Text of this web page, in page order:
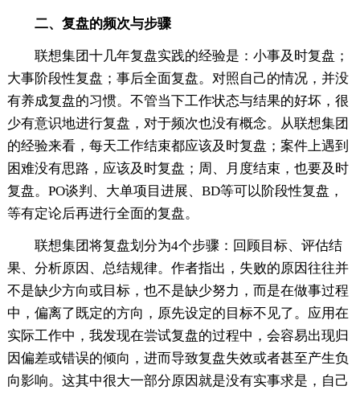
二、复盘的频次与步骤
联想集团十几年复盘实践的经验是：小事及时复盘；
大事阶段性复盘；事后全面复盘。对照自己的情况，并没
有养成复盘的习惯。不管当下工作状态与结果的好坏，很
少有意识地进行复盘，对于频次也没有概念。从联想集团
的经验来看，每天工作结束都应该及时复盘；案件上遇到
困难没有思路，应该及时复盘；周、月度结束，也要及时
复盘。PO谈判、大单项目进展、BD等可以阶段性复盘，
等有定论后再进行全面的复盘。
联想集团将复盘划分为4个步骤：回顾目标、评估结
果、分析原因、总结规律。作者指出，失败的原因往往并
不是缺少方向或目标，也不是缺少努力，而是在做事过程
中，偏离了既定的方向，原先设定的目标不见了。应用在
实际工作中，我发现在尝试复盘的过程中，会容易出现归
因偏差或错误的倾向，进而导致复盘失效或者甚至产生负
向影响。这其中很大一部分原因就是没有实事求是，自己